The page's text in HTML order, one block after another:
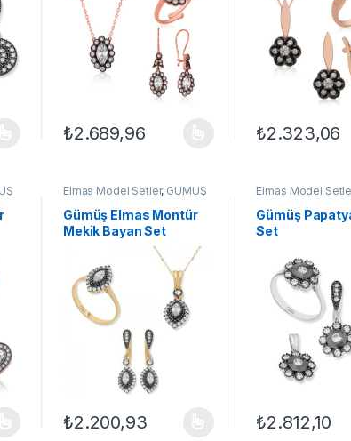
seçilebilir
var. Seçenekler ürün sayfasından seçilebilir
₺2.689,96
Bu ürünün birden fazla varyasyonu var.
₺2.323,06
Bu ürünün
seçilebilir
var. Seçenekler ürün sayfasından seçilebilir
Elmas Model Setler, GÜMÜŞ
Gümüş Elmas Montür
Mekik Bayan Set
₺2.200,93
Bu ürünün birden fazla varyasyonu var.
Elmas Model
Gümüş
Set
₺2.812,10
Bu ürünün